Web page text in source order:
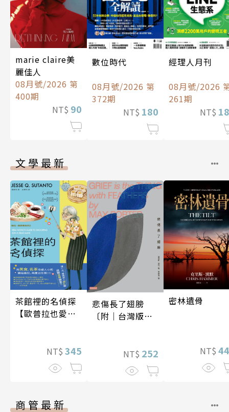
marie claire美
麗佳人
08月號/2026 第
400期
NT$ 90
數位時代
08月號/2026 第
372期
NT$ 180
經理人月刊
08月號/2026
261期
NT$
文學最新
茶館裡的名偵探
【歐普拉也愛！
《茶館裡的嫌疑
人》續作】
NT$ 345
悲傷長了翅膀
〔附｜台灣版獨
NT$ 252
密林遺骨
NT$
商管最新